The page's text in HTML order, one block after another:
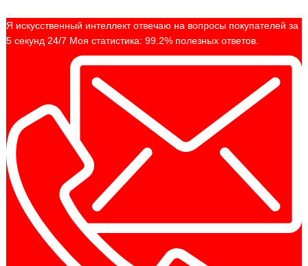
Я искусственный интеллект отвечаю на вопросы покупателей за
5 секунд 24/7 Моя статистика: 99.2% полезных ответов.